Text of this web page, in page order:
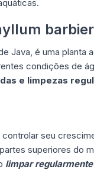
Java, é uma planta
condições de
e limpezas
seu
superiores do
limpar